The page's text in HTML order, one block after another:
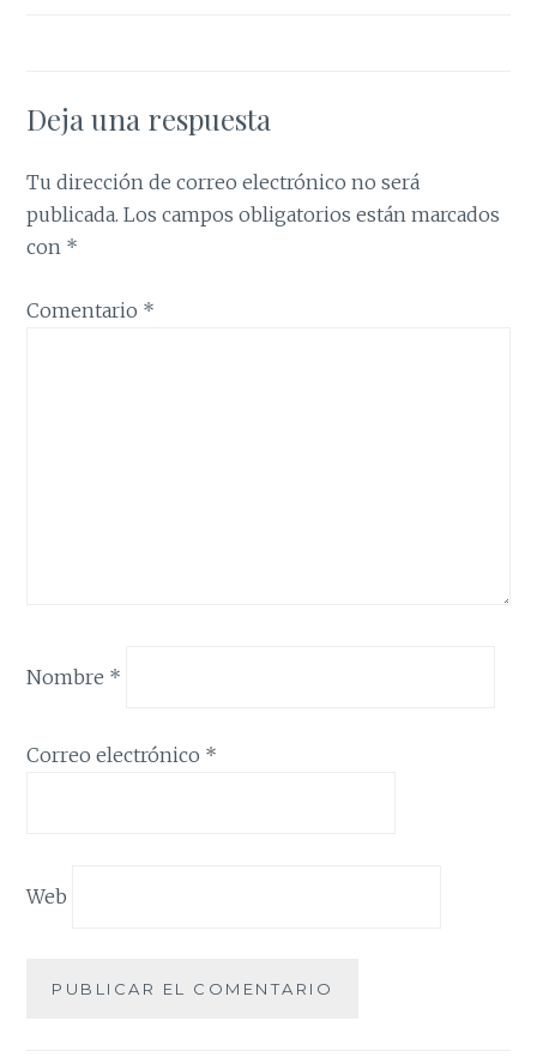
Deja una respuesta
Tu dirección de correo electrónico no será
publicada. Los campos obligatorios están marcados
con *
Comentario *
Nombre *
Correo electrónico *
Web